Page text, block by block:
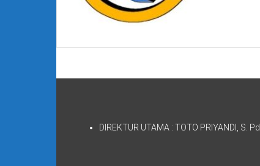
DIREKTUR UTAMA : TOTO PRIYANDI, S. Pd